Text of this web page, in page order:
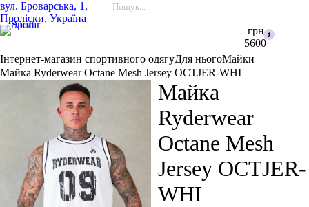
вул. Броварська, 1,
Проліски, Україна
грн
5600
Інтернет-магазин спортивного одягуДля ньогоМайки
Майка Ryderwear Octane Mesh Jersey OCTJER-WHI
Майка
Ryderwear
Octane Mesh
Jersey OCTJER-
WHI